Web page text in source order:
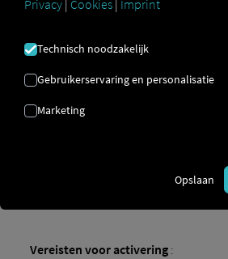
met RIO verbinden.
Vereisten voor activering:
Privacy | Cookies | Imprint
Technisch noodzakelijk
Gebruikerservaring en personalisatie
Marketing
Opslaan